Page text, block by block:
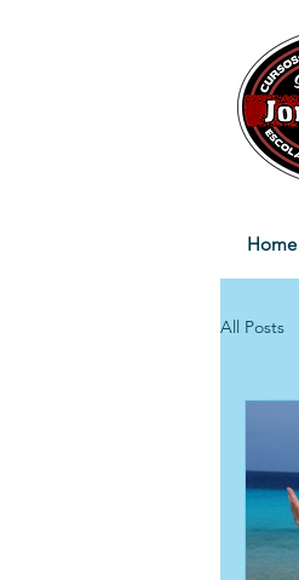
Home
All Posts